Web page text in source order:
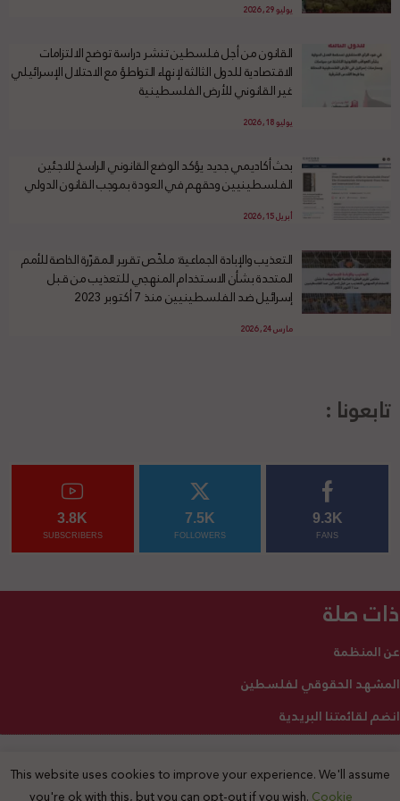
يوليو 29, 2026
القانون من أجل فلسطين تنشر دراسة توضح الالتزامات
الاقتصادية للدول الثالثة لإنهاء التواطؤ مع الاحتلال الإسرائيلي
غير القانوني للأرض الفلسطينية
يوليو 18, 2026
بحث أكاديمي جديد يؤكد الوضع القانوني الراسخ للاجئين
الفلسطينيين وحقهم في العودة بموجب القانون الدولي
أبريل 15, 2026
التعذيب والإبادة الجماعية: ملخّص تقرير المقرّرة الخاصة للأمم
المتحدة بشأن الاستخدام المنهجي للتعذيب من قبل
إسرائيل ضد الفلسطينيين منذ 7 أكتوبر 2023
مارس 24, 2026
تابعونا :
9.3K
FANS
7.5K
FOLLOWERS
3.8K
SUBSCRIBERS
ذات صلة
عن المنظمة
المشهد الحقوقي لفلسطين
انضم لقائمتنا البريدية
2025 © جميع الحقوق محفوظة
This website uses cookies to improve your experience. We'll assume
you're ok with this, but you can opt-out if you wish. Cookie